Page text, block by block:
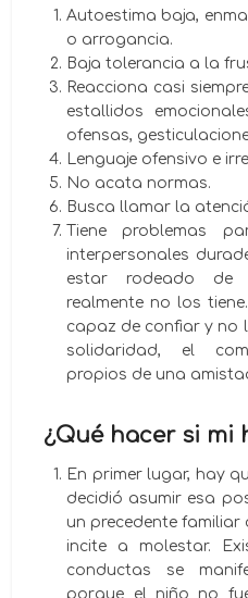
Autoestima baja,
o arrogancia.
Baja tolerancia a la
Reacciona casi
estallidos
ofensas,
Lenguaje ofensivo e
No acata normas.
Busca llamar la
Tiene problemas
interpersonales
estar rodeado de
realmente no los
capaz de confiar y no
solidaridad, el
propios de una
¿Qué hacer si mi
En primer lugar, hay
decidió asumir esa
un precedente
incite a molestar.
conductas se
porque el niño no